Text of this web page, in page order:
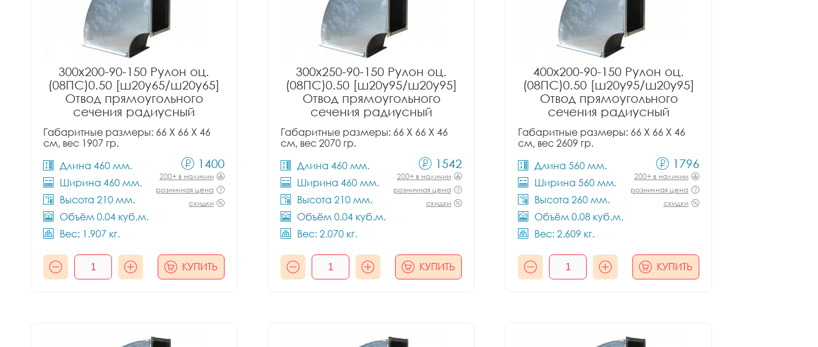
300x200-90-150 Рулон оц.
(08ПС)0.50 [ш20у65/ш20у65]
Отвод прямоугольного
сечения радиусный
Габаритные размеры: 66 X 66 X 46
см, вес 1907 гр.
Длина 460 мм.
Ширина 460 мм.
Высота 210 мм.
Объём 0.04 куб.м.
Вес: 1.907 кг.
1400
200+ в наличии
розничная цена
скидки
КУПИТЬ
300x250-90-150 Рулон оц.
(08ПС)0.50 [ш20у95/ш20у95]
Отвод прямоугольного
сечения радиусный
Габаритные размеры: 66 X 66 X 46
см, вес 2070 гр.
Длина 460 мм.
Ширина 460 мм.
Высота 210 мм.
Объём 0.04 куб.м.
Вес: 2.070 кг.
1542
200+ в наличии
розничная цена
скидки
КУПИТЬ
400x200-90-150 Рулон оц.
(08ПС)0.50 [ш20у95/ш20у95]
Отвод прямоугольного
сечения радиусный
Габаритные размеры: 66 X 66 X 46
см, вес 2609 гр.
Длина 560 мм.
Ширина 560 мм.
Высота 260 мм.
Объём 0.08 куб.м.
Вес: 2.609 кг.
1796
200+ в наличии
розничная цена
скидки
КУПИТЬ